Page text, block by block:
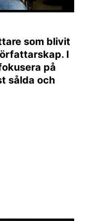
som blivit
I
på
sålda och